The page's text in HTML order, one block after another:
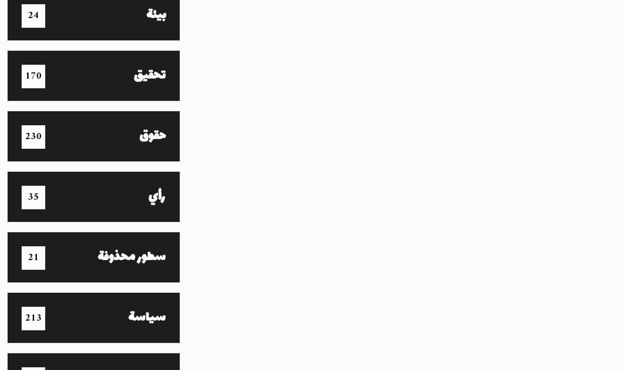
بيئة 24
تحقيق 170
حقوق 230
رأي 35
سطور محذوفة 21
سياسة 213